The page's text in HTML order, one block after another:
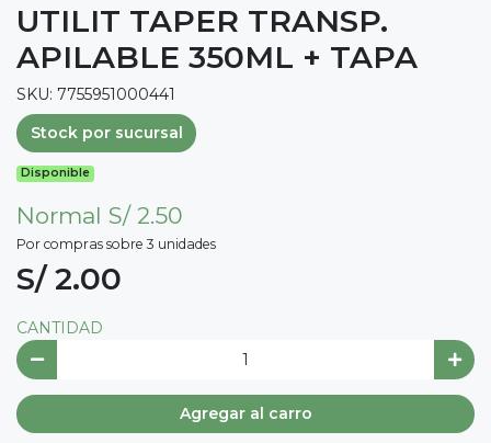
UTILIT TAPER TRANSP.
APILABLE 350ML + TAPA
SKU: 7755951000441
Stock por sucursal
Disponible
Normal S/ 2.50
Por compras sobre 3 unidades
S/ 2.00
CANTIDAD
Agregar al carro